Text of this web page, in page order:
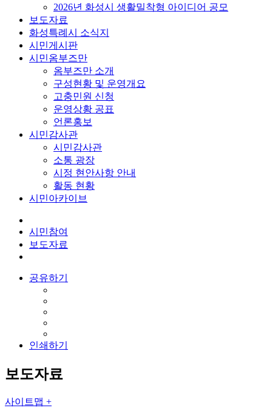
2026년 화성시 생활밀착형 아이디어 공모
보도자료
화성특례시 소식지
시민게시판
시민옴부즈만
옴부즈만 소개
구성현황 및 운영개요
고충민원 신청
운영상황 공표
언론홍보
시민감사관
시민감사관
소통 광장
시정 현안사항 안내
활동 현황
시민아카이브
시민참여
보도자료
공유하기
인쇄하기
보도자료
사이트맵 +